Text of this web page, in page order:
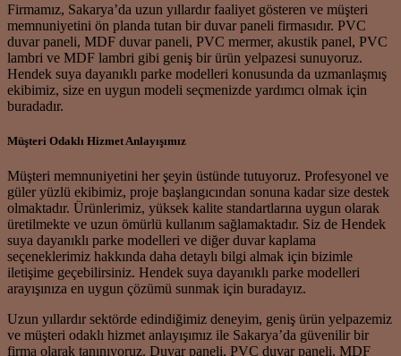
Firmamız, Sakarya’da uzun yıllardır faaliyet gösteren ve müşteri
memnuniyetini ön planda tutan bir duvar paneli firmasıdır. PVC
duvar paneli, MDF duvar paneli, PVC mermer, akustik panel, PVC
lambri ve MDF lambri gibi geniş bir ürün yelpazesi sunuyoruz.
Hendek suya dayanıklı parke modelleri konusunda da uzmanlaşmış
ekibimiz, size en uygun modeli seçmenizde yardımcı olmak için
buradadır.
Müşteri Odaklı Hizmet Anlayışımız
Müşteri memnuniyetini her şeyin üstünde tutuyoruz. Profesyonel ve
güler yüzlü ekibimiz, proje başlangıcından sonuna kadar size destek
olmaktadır. Ürünlerimiz, yüksek kalite standartlarına uygun olarak
üretilmekte ve uzun ömürlü kullanım sağlamaktadır. Siz de Hendek
suya dayanıklı parke modelleri ve diğer duvar kaplama
seçeneklerimiz hakkında daha detaylı bilgi almak için bizimle
iletişime geçebilirsiniz. Hendek suya dayanıklı parke modelleri
arayışınıza en uygun çözümü sunmak için buradayız.
Uzun yıllardır sektörde edindiğimiz deneyim, geniş ürün yelpazemiz
ve müşteri odaklı hizmet anlayışımız ile Sakarya’da güvenilir bir
firma olarak tanınıyoruz. Duvar paneli, PVC duvar paneli, MDF